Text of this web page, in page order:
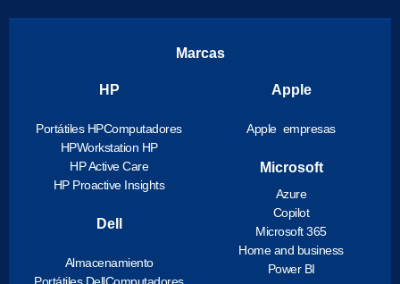
Marcas
HP
Portátiles HPComputadores
HPWorkstation HP
HP Active Care
HP Proactive Insights
Dell
Almacenamiento
Portátiles DellComputadores
Apple
Apple empresas
Microsoft
Azure
Copilot
Microsoft 365
Home and business
Power BI